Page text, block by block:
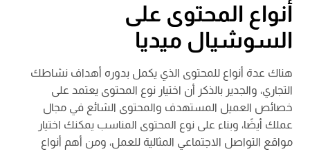
أنواع المحتوى على
السوشيال ميديا
هناك عدة أنواع للمحتوى الذي يكمل بدوره أهداف نشاطك
التجاري، والجدير بالذكر أن اختيار نوع المحتوى يعتمد على
خصائص العميل المستهدف والمحتوى الشائع في مجال
عملك أيضًا، وبناء على نوع المحتوى المناسب يمكنك اختيار
مواقع التواصل الاجتماعي المثالية للعمل، ومن أهم أنواع